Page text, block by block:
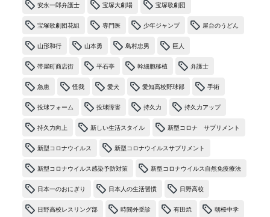
安永一郎弁護士 宝塚大劇場 宝塚歌劇団
宝塚歌劇団花組 専門医 少年ジャンプ 屋台のうどん
山形和行 山本勇 島村忠男 巨人
帯屋町商店街 平石亭 幹細胞移植 弁護士
急患 怪我 愛犬 愛知高校野球部 手術
投球フォーム 投球障害 持久力 持久力アップ
持久力向上 新しい生活スタイル 新型コロナ サプリメント
新型コロナウイルス 新型コロナウイルスサプリメント
新型コロナウイルス感染予防対策 新型コロナウイルス自然免疫療法
日本一のおにぎり 日本人の生活習慣 日野高校
日野高校レスリング部 時間外受診 有田焼 朝桜中学